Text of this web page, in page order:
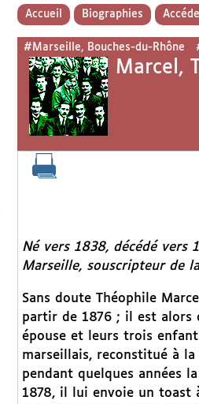
Accueil Biographies
#Marseille, Bouches-du-Rhône
Marcel,
Né vers 1838, décédé vers
Marseille, souscripteur de
Sans doute Théophile
partir de 1876 ; il est alors
épouse et leurs trois
marseillais, reconstitué à
pendant quelques années
1878, il lui envoie un toast